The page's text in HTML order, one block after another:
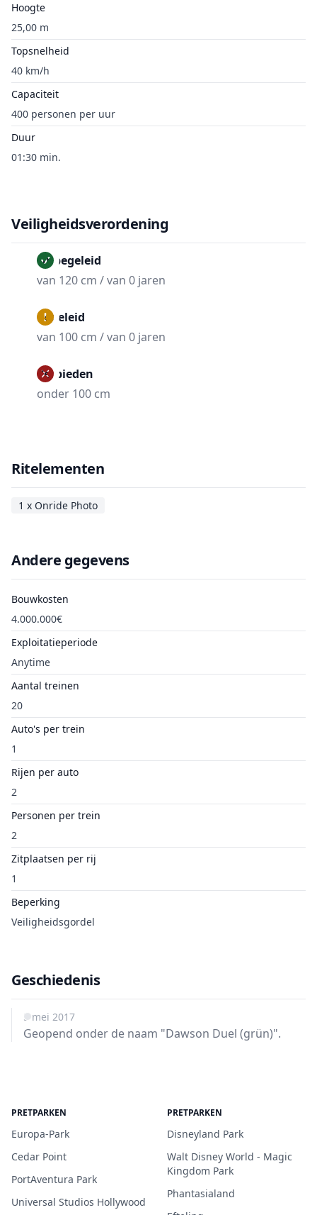
Hoogte
25,00 m
Topsnelheid
40 km/h
Capaciteit
400 personen per uur
Duur
01:30 min.
Veiligheidsverordening
Onbegeleid
van 120 cm / van 0 jaren
Begeleid
van 100 cm / van 0 jaren
Verbieden
onder 100 cm
Ritelementen
1 x Onride Photo
Andere gegevens
Bouwkosten
4.000.000€
Exploitatieperiode
Anytime
Aantal treinen
20
Auto's per trein
1
Rijen per auto
2
Personen per trein
2
Zitplaatsen per rij
1
Beperking
Veiligheidsgordel
Geschiedenis
5 mei 2017
Geopend onder de naam "Dawson Duel (grün)".
PRETPARKEN
Europa-Park
Cedar Point
PortAventura Park
Universal Studios Hollywood
PRETPARKEN
Disneyland Park
Walt Disney World - Magic
Kingdom Park
Phantasialand